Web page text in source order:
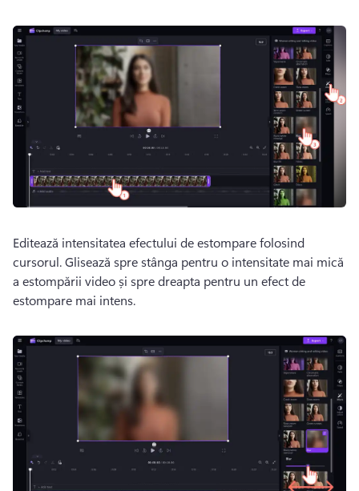
Editează intensitatea efectului de estompare folosind
cursorul. Glisează spre stânga pentru o intensitate mai mică
a estompării video și spre dreapta pentru un efect de
estompare mai intens.